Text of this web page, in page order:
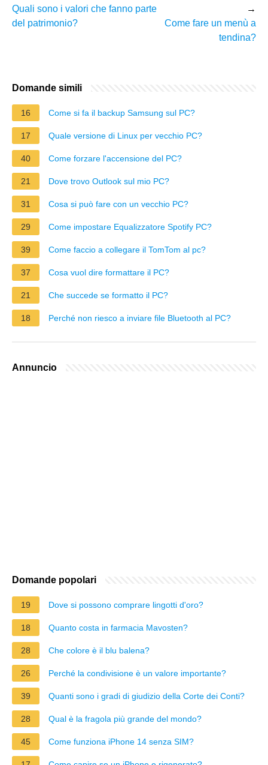
Quali sono i valori che fanno parte
del patrimonio?
→
Come fare un menù a
tendina?
Domande simili
16 Come si fa il backup Samsung sul PC?
17 Quale versione di Linux per vecchio PC?
40 Come forzare l'accensione del PC?
21 Dove trovo Outlook sul mio PC?
31 Cosa si può fare con un vecchio PC?
29 Come impostare Equalizzatore Spotify PC?
39 Come faccio a collegare il TomTom al pc?
37 Cosa vuol dire formattare il PC?
21 Che succede se formatto il PC?
18 Perché non riesco a inviare file Bluetooth al PC?
Annuncio
Domande popolari
19 Dove si possono comprare lingotti d'oro?
18 Quanto costa in farmacia Mavosten?
28 Che colore è il blu balena?
26 Perché la condivisione è un valore importante?
39 Quanti sono i gradi di giudizio della Corte dei Conti?
28 Qual è la fragola più grande del mondo?
45 Come funziona iPhone 14 senza SIM?